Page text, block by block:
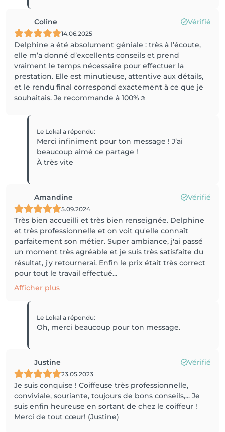
Coline Vérifié
14.06.2025
Delphine a été absolument géniale : très à l’écoute,
elle m’a donné d’excellents conseils et prend
vraiment le temps nécessaire pour effectuer la
prestation. Elle est minutieuse, attentive aux détails,
et le rendu final correspond exactement à ce que je
souhaitais. Je recommande à 100%☺️
Le Lokala répondu:
Merci infiniment pour ton message ! J’ai
beaucoup aimé ce partage !
À très vite
Amandine Vérifié
5.09.2024
Très bien accueilli et très bien renseignée. Delphine
et très professionnelle et on voit qu'elle connaît
parfaitement son métier. Super ambiance, j'ai passé
un moment très agréable et je suis très satisfaite du
résultat, j'y retournerai. Enfin le prix était très correct
pour tout le travail effectué...
Afficher plus
Le Lokala répondu:
Oh, merci beaucoup pour ton message.
Justine Vérifié
23.05.2023
Je suis conquise ! Coiffeuse très professionnelle,
conviviale, souriante, toujours de bons conseils,... Je
suis enfin heureuse en sortant de chez le coiffeur !
Merci de tout cœur! (Justine)